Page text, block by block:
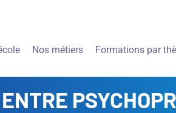
Nos métiers Formations par